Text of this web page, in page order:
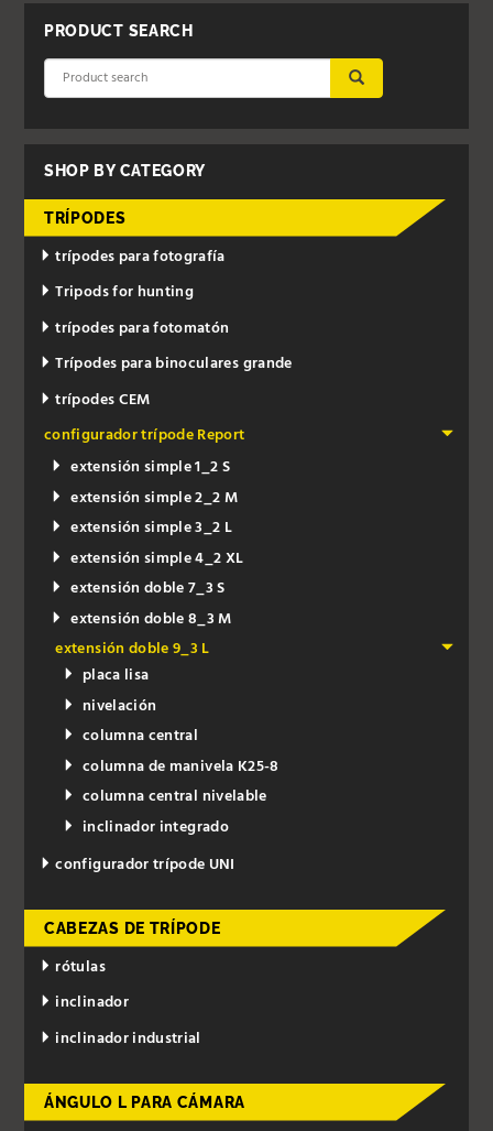
PRODUCT SEARCH
SHOP BY CATEGORY
TRÍPODES
trípodes para fotografía
Tripods for hunting
trípodes para fotomatón
Trípodes para binoculares grande
trípodes CEM
configurador trípode Report
extensión simple 1_2 S
extensión simple 2_2 M
extensión simple 3_2 L
extensión simple 4_2 XL
extensión doble 7_3 S
extensión doble 8_3 M
extensión doble 9_3 L
placa lisa
nivelación
columna central
columna de manivela K25-8
columna central nivelable
inclinador integrado
configurador trípode UNI
CABEZAS DE TRÍPODE
rótulas
inclinador
inclinador industrial
ÁNGULO L PARA CÁMARA